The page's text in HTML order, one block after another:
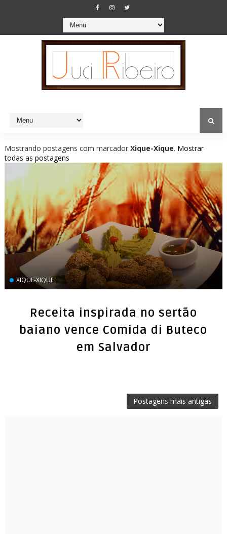
Mostrando postagens com marcador Xique-Xique. Mostrar
todas as postagens
XIQUE-XIQUE
Receita inspirada no sertão
baiano vence Comida di Buteco
em Salvador
Postagens mais antigas